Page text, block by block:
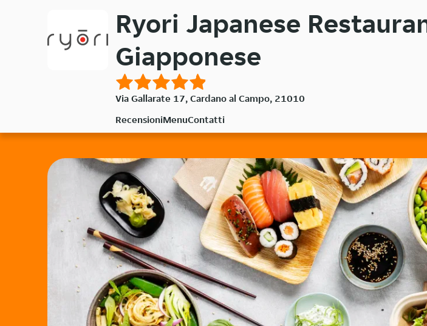
Ryori Japanese
Giapponese
Via Gallarate 17, Cardano al Campo, 21010
RecensioniMenuContatti